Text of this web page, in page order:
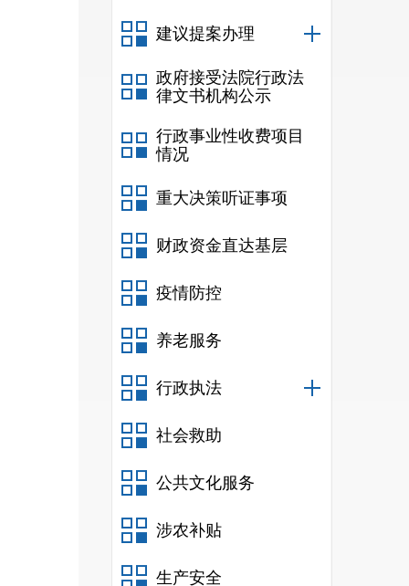
建议提案办理
政府接受法院行政法
律文书机构公示
行政事业性收费项目
情况
重大决策听证事项
财政资金直达基层
疫情防控
养老服务
行政执法
社会救助
公共文化服务
涉农补贴
生产安全